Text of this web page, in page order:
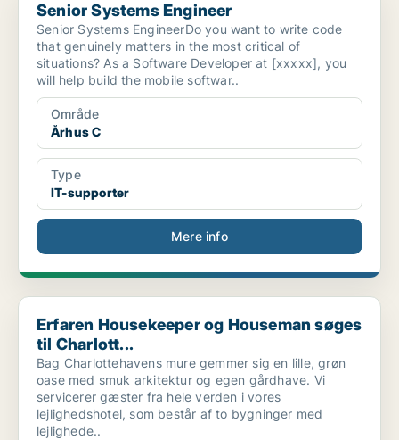
Senior Systems Engineer
Senior Systems EngineerDo you want to write code
that genuinely matters in the most critical of
situations? As a Software Developer at [xxxxx], you
will help build the mobile softwar..
Område
Århus C
Type
IT-supporter
Mere info
Erfaren Housekeeper og Houseman søges til Charlott...
Erfaren Housekeeper og Houseman søges
til Charlott...
Bag Charlottehavens mure gemmer sig en lille, grøn
oase med smuk arkitektur og egen gårdhave. Vi
servicerer gæster fra hele verden i vores
lejlighedshotel, som består af to bygninger med
lejlighede..